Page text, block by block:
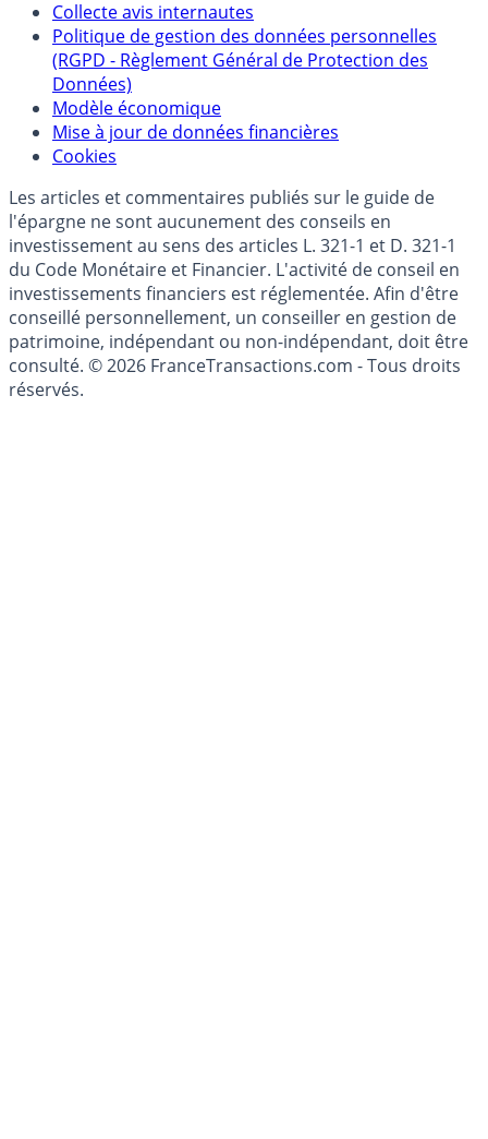
Collecte avis internautes
Politique de gestion des données personnelles
(RGPD - Règlement Général de Protection des
Données)
Modèle économique
Mise à jour de données financières
Cookies
Les articles et commentaires publiés sur le guide de
l'épargne ne sont aucunement des conseils en
investissement au sens des articles L. 321-1 et D. 321-1
du Code Monétaire et Financier. L'activité de conseil en
investissements financiers est réglementée. Afin d'être
conseillé personnellement, un conseiller en gestion de
patrimoine, indépendant ou non-indépendant, doit être
consulté. © 2026 FranceTransactions.com - Tous droits
réservés.